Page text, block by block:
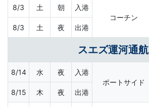
8/3 土 朝
入港
コーチン
8/3
土 夜 出港
スエズ運河通航
8/14 水 夜
入港
ポートサイド
8/15
木 夜 出港